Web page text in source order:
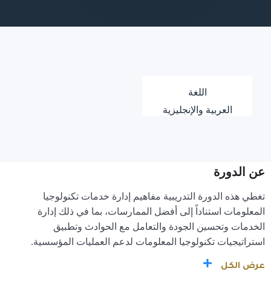
اللغة
العربية والإنجليزية
عن الدورة
تغطي هذه الدورة التدريبية مفاهيم إدارة خدمات تكنولوجيا
المعلومات استناداً إلى أفضل الممارسات، بما في ذلك إدارة
الخدمات وتحسين الجودة والتعامل مع الحوادث وتطبيق
استراتيجيات تكنولوجيا المعلومات لدعم العمليات المؤسسية.
عرض الكل